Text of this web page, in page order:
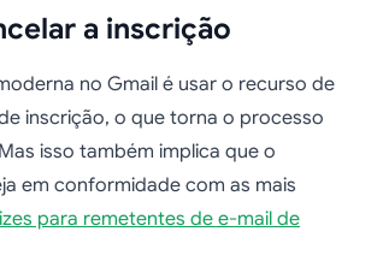
a inscrição
no Gmail é usar o recurso de
inscrição, o que torna o processo
isso também implica que o
em conformidade com as mais
para remetentes de e-mail de